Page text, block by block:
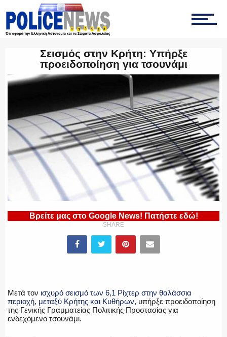
ΤΡΟΧΑΙΑ
ΟΜΑΔΑ “Ζ”
ΕΚΑΜ
ΥΑΤ/ΥΜΕΤ
ΠΥΡΟΣΒΕΣΤΙΚΗ
Σεισμός στην Κρήτη: Υπήρξε
προειδοποίηση για τσουνάμι
Βρείτε μας στο Google News! Πατήστε εδώ!
SHARE
Μετά τον ισχυρό σεισμό των 6,1 Ρίχτερ στην θαλάσσια
περιοχή, μεταξύ Κρήτης και Κυθήρων, υπήρξε προειδοποίηση
της Γενικής Γραμματείας Πολιτικής Προστασίας για
ενδεχόμενο τσουνάμι.